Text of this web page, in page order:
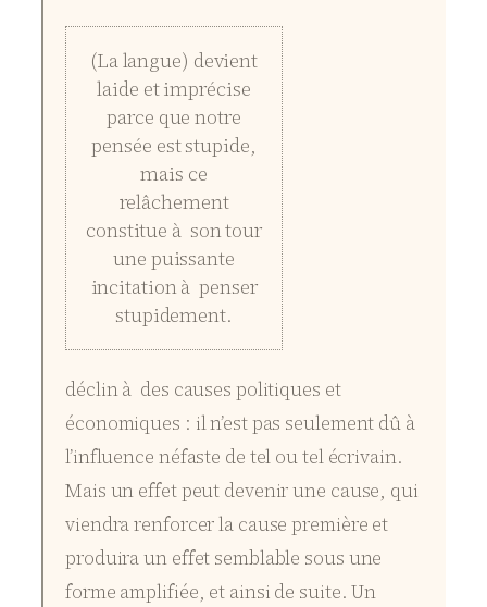
(La langue) devient
laide et imprécise
parce que notre
pensée est stupide,
mais ce
relâchement
constitue à son tour
une puissante
incitation à penser
stupidement.
déclin à des causes politiques et
économiques : il n’est pas seulement dû à
l’influence néfaste de tel ou tel écrivain.
Mais un effet peut devenir une cause, qui
viendra renforcer la cause première et
produira un effet semblable sous une
forme amplifiée, et ainsi de suite. Un